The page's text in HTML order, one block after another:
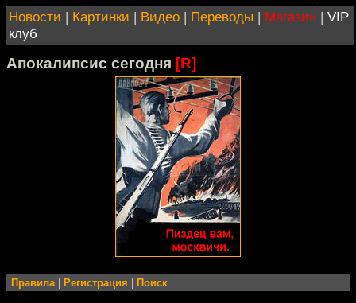
Новости | Картинки | Видео | Переводы | Магазин | VIP
клуб
Апокалипсис сегодня [R]
Правила Регистрация Поиск